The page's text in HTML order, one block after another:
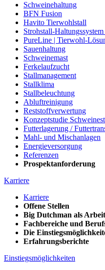
Schweinehaltung
BFN Fusion
Havito Tierwohlstall
Strohstall-
PureLine | Tierwohl-
Sauenhaltung
Schweinemast
Ferkelaufzucht
Stallmanagement
Stallklima
Stallbeleuchtung
Abluftreinigung
Reststoffverwertung
Konzeptstudie
Futterlagerung /
Mahl- und Mischanlagen
Energieversorgung
Referenzen
Prospektanforderung
Karriere
Karriere
Offene Stellen
Big Dutchman als
Fachbereiche und
Die
Erfahrungsberichte
Einstiegsmöglichkeiten